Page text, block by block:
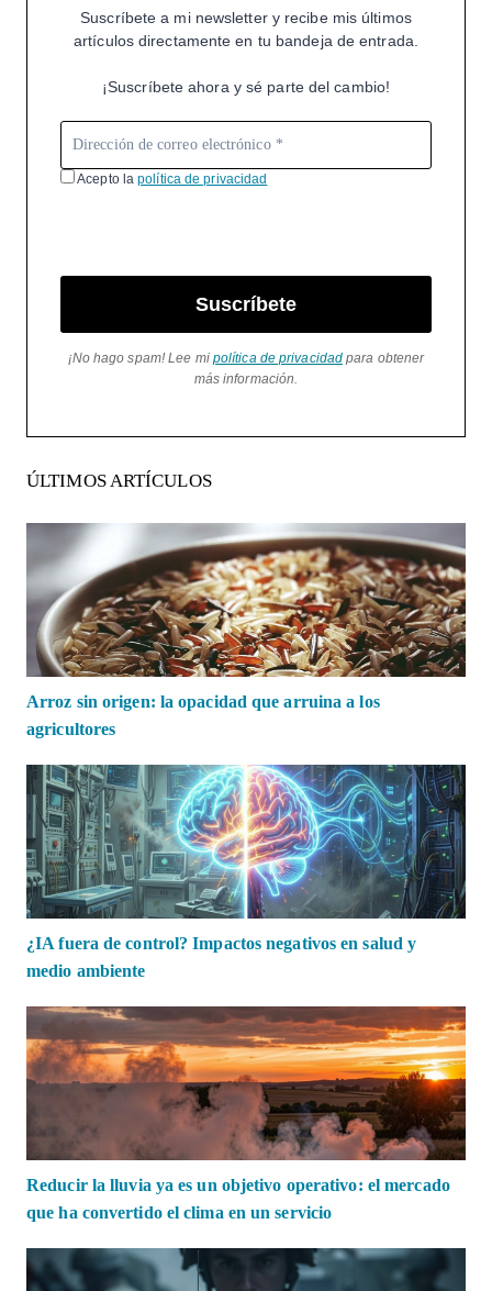
Suscríbete a mi newsletter y recibe mis últimos
artículos directamente en tu bandeja de entrada.
¡Suscríbete ahora y sé parte del cambio!
Acepto lapolítica de privacidad
Suscríbete
¡No hago spam! Lee mi política de privacidad para obtener
más información.
ÚLTIMOS ARTÍCULOS
Arroz sin origen: la opacidad que arruina a los
agricultores
¿IA fuera de control? Impactos negativos en salud y
medio ambiente
Reducir la lluvia ya es un objetivo operativo: el mercado
que ha convertido el clima en un servicio